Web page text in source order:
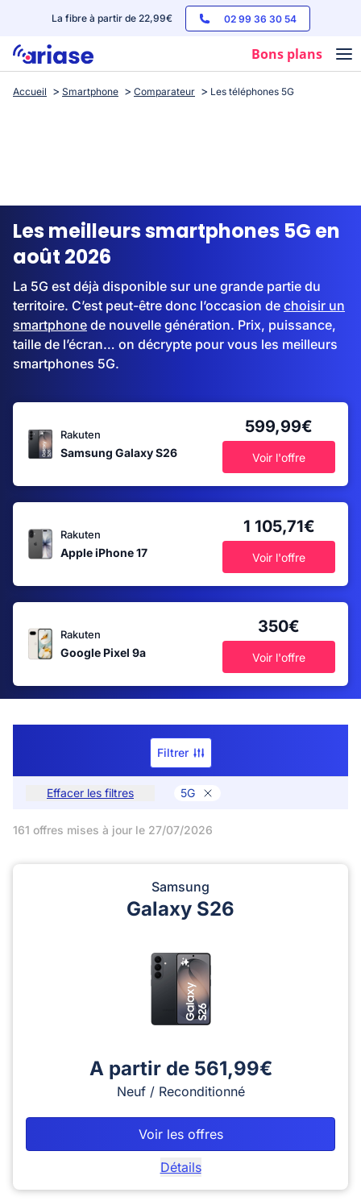
La fibre à partir de 22,99€ 02 99 36 30 54
Bons plans
Box internet
Streaming
Accueil Smartphone Comparateur Les téléphones 5G
Les meilleurs smartphones 5G en
août 2026
La 5G est déjà disponible sur une grande partie du
territoire. C’est peut-être donc l’occasion de choisir un
smartphone de nouvelle génération. Prix, puissance,
taille de l’écran… on décrypte pour vous les meilleurs
smartphones 5G.
Rakuten
Samsung Galaxy S26
599,99€
Voir l'offre
Rakuten
Apple iPhone 17
1 105,71€
Voir l'offre
Rakuten
Google Pixel 9a
350€
Voir l'offre
Filtrer
Effacer les filtres 5G
161 offres mises à jour le 27/07/2026
Samsung
Galaxy S26
A partir de 561,99€
Neuf / Reconditionné
Voir les offres
Détails